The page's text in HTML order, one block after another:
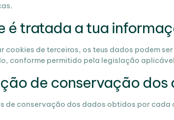
é tratada a tua
cookies de terceiros, os teus dados podem
conforme permitido pela legislação
de conservação dos
de conservação dos dados obtidos por cada